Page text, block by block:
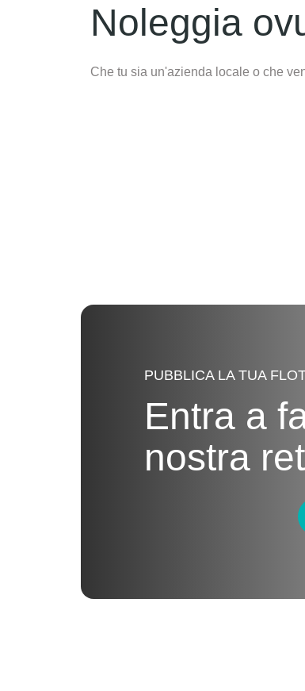
Noleggia
Che tu sia un'azienda locale o che
PUBBLICA LA TUA
Entra a
nostra